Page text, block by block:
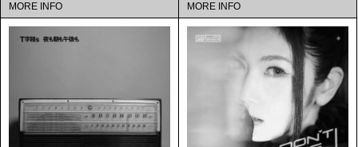
MORE INFO MORE INFO